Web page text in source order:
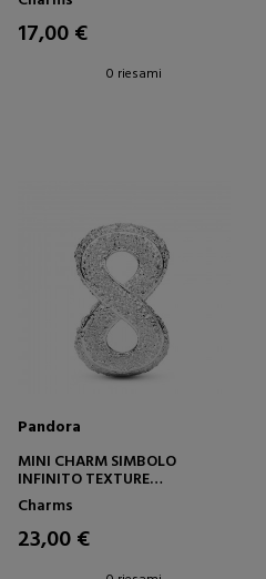
17,00 €
0 riesami
Pandora
MINI CHARM SIMBOLO
INFINITO TEXTURE
794523000
Charms
23,00 €